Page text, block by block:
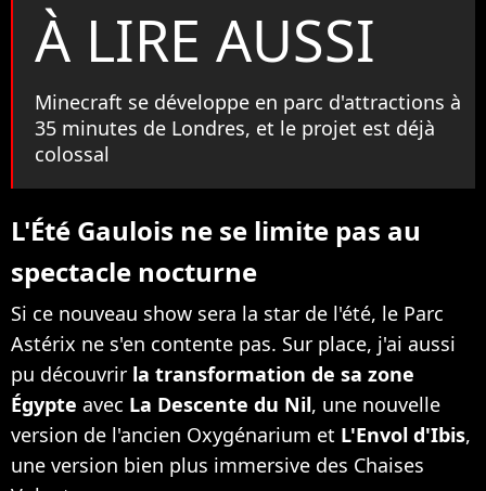
À LIRE AUSSI
Minecraft se développe en parc d'attractions à
35 minutes de Londres, et le projet est déjà
colossal
L'Été Gaulois ne se limite pas au
spectacle nocturne
Si ce nouveau show sera la star de l'été, le Parc
Astérix ne s'en contente pas. Sur place, j'ai aussi
pu découvrir la transformation de sa zone
Égypte avec La Descente du Nil, une nouvelle
version de l'ancien Oxygénarium et L'Envol d'Ibis,
une version bien plus immersive des Chaises